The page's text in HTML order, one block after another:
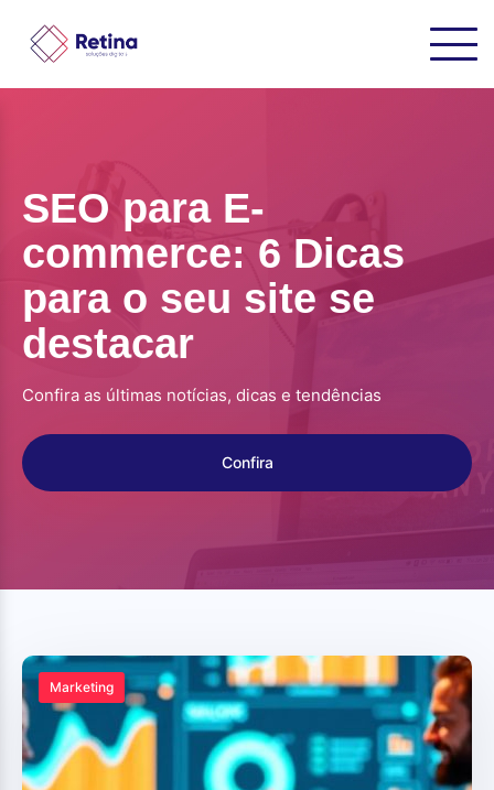
SEO para E-
commerce: 6 Dicas
para o seu site se
destacar
Confira as últimas notícias, dicas e tendências
Confira
Marketing